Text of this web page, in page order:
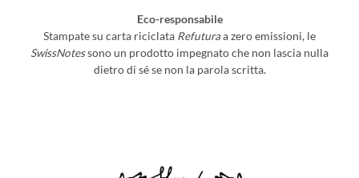
Eco-responsabile
Stampate su carta riciclata Refuturaa zero emissioni, le
SwissNotessono un prodotto impegnato che non lascia nulla
dietro di sé se non la parola scritta.